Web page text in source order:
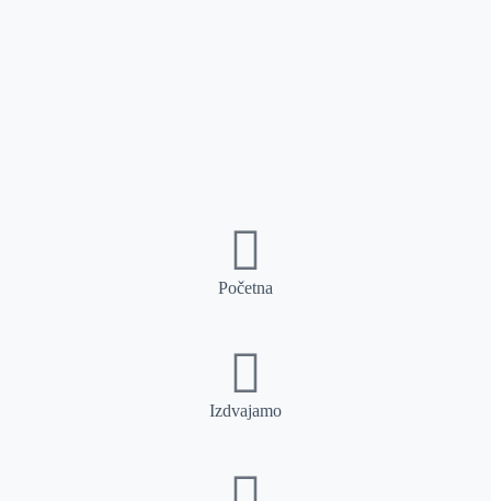
Početna
Izdvajamo